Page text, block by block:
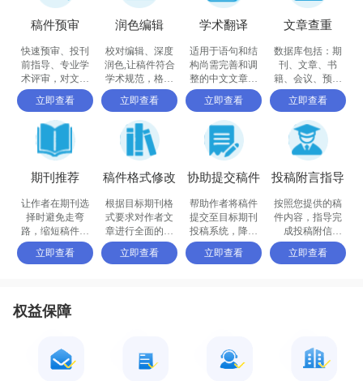
稿件预审
快速预审、投刊
前指导、专业学
术评审，对文章
进行评价
立即查看
润色编辑
校对编辑、深度
润色,让稿件符合
学术规范，格式
体例等标准
立即查看
学术翻译
适用于语句和结
构尚需完善和调
整的中文文章，
确保稿件达到要
求
立即查看
文章查重
数据库包括：期
刊、文章、书
籍、会议、预印
书、百科全书和
摘要等
立即查看
期刊推荐
让作者在期刊选
择时避免走弯
路，缩短稿件被
接收的周期
立即查看
稿件格式修改
根据目标期刊格
式要求对作者文
章进行全面的格
式修改和调整
立即查看
协助提交稿件
帮助作者将稿件
提交至目标期刊
投稿系统，降低
退稿或拒稿率
立即查看
投稿附言指导
按照您提供的稿
件内容，指导完
成投稿附信
（cover letter）
立即查看
权益保障